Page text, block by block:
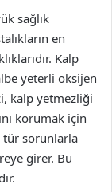
sağlık
en
Kalp
yeterli oksijen
kalp yetmezliği
korumak için
tür sorunlarla
girer. Bu